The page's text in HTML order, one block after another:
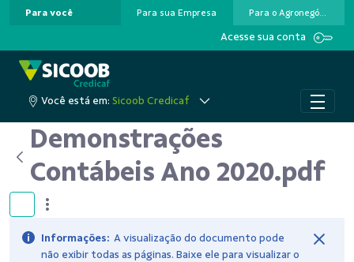
Pular para o Conteúdo principal
Para você Para sua Empresa Para o Agronegócio
Acesse sua conta
Você está em: Sicoob Credicaf
Demonstrações
Contábeis Ano 2020.pdf
Informações: A visualização do documento pode
não exibir todas as páginas. Baixe ele para visualizar o